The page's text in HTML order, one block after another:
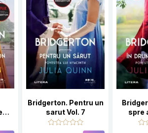
Bridgerton. Pentru un
sarut Vol. 7
spre